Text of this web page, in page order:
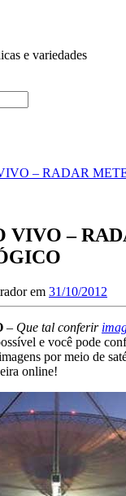
e variedades
– RADAR
VIVO –
em 31/10/2012
– Que tal conferir
e você pode
por meio de
online!